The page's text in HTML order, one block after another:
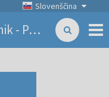
Slovenščina
Amadria Park Camping Šibenik - Poletna družinska zabava v Solarisu v Šibeniku